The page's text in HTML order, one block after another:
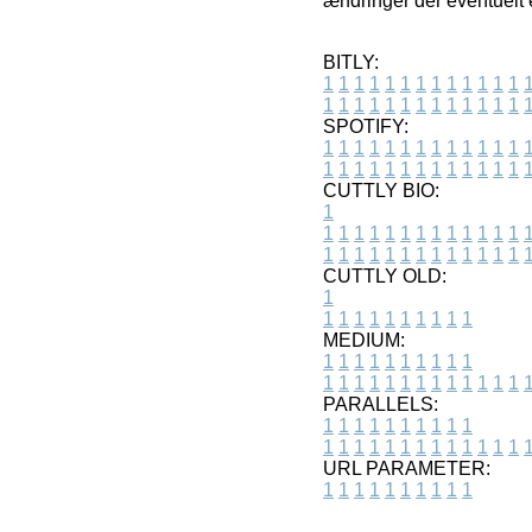
BITLY:
1 1 1 1 1 1 1 1 1 1 1 1 1 1
1 1 1 1 1 1 1 1 1 1 1 1 1 1
SPOTIFY:
1 1 1 1 1 1 1 1 1 1 1 1 1 1
1 1 1 1 1 1 1 1 1 1 1 1 1 1
CUTTLY BIO:
1
1 1 1 1 1 1 1 1 1 1 1 1 1 1
1 1 1 1 1 1 1 1 1 1 1 1 1 1
CUTTLY OLD:
1
1 1 1 1 1 1 1 1 1 1
MEDIUM:
1 1 1 1 1 1 1 1 1 1
1 1 1 1 1 1 1 1 1 1 1 1 1 1
PARALLELS:
1 1 1 1 1 1 1 1 1 1
1 1 1 1 1 1 1 1 1 1 1 1 1 1
URL PARAMETER:
1 1 1 1 1 1 1 1 1 1